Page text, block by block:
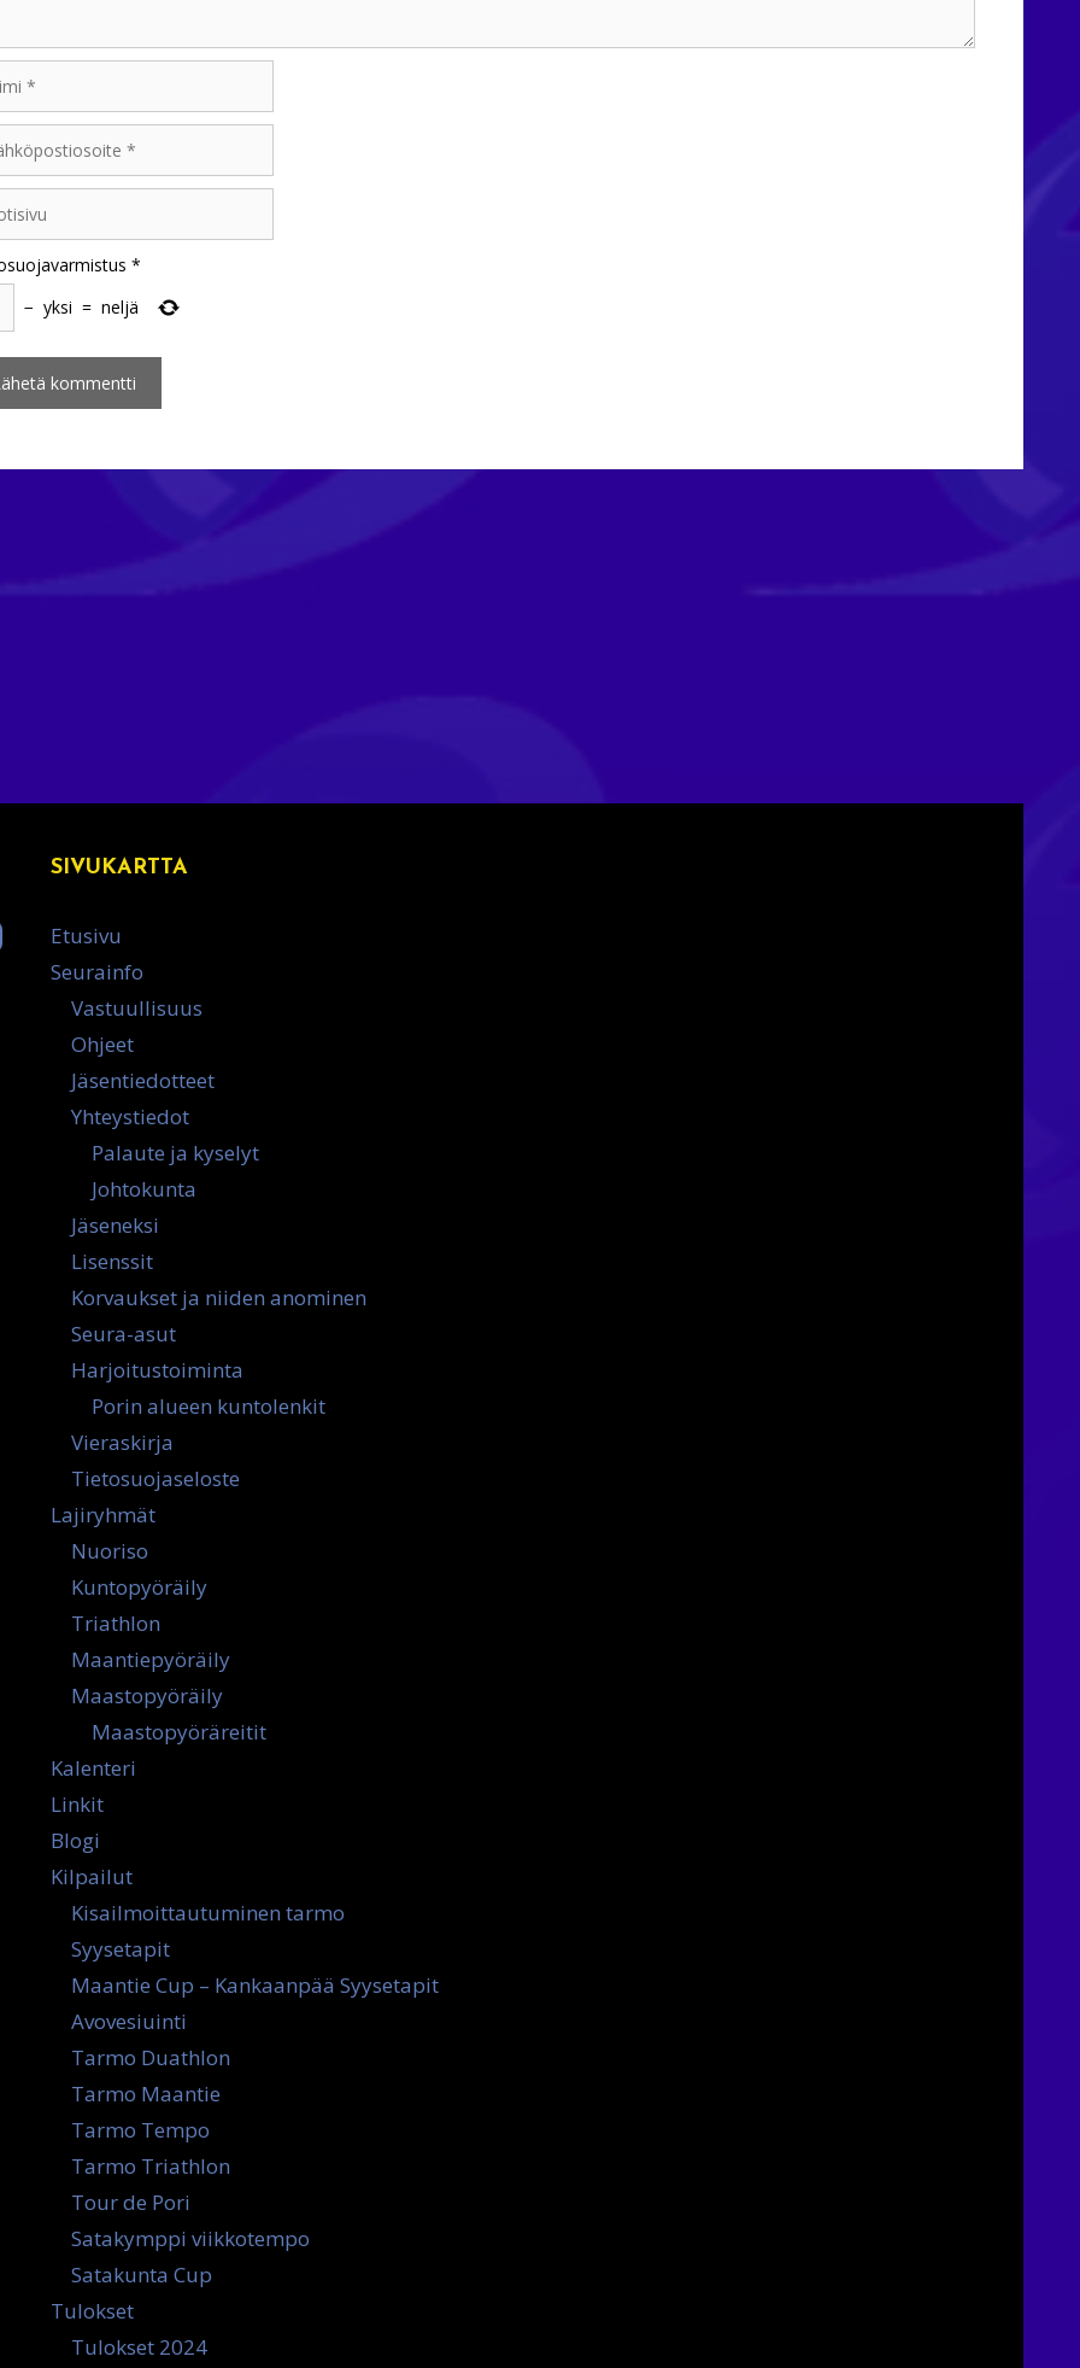
*
− yksi = neljä
SIVUKARTTA
Etusivu
Seurainfo
Vastuullisuus
Ohjeet
Jäsentiedotteet
Yhteystiedot
Palaute ja kyselyt
Johtokunta
Jäseneksi
Lisenssit
Korvaukset ja niiden anominen
Seura-asut
Harjoitustoiminta
Porin alueen kuntolenkit
Vieraskirja
Tietosuojaseloste
Lajiryhmät
Nuoriso
Kuntopyöräily
Triathlon
Maantiepyöräily
Maastopyöräily
Maastopyöräreitit
Kalenteri
Linkit
Blogi
Kilpailut
Kisailmoittautuminen tarmo
Syysetapit
Maantie Cup – Kankaanpää Syysetapit
Avovesiuinti
Tarmo Duathlon
Tarmo Maantie
Tarmo Tempo
Tarmo Triathlon
Tour de Pori
Satakymppi viikkotempo
Satakunta Cup
Tulokset
Tulokset 2024